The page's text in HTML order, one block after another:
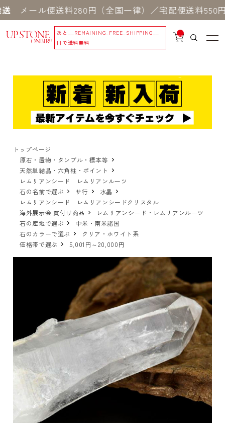
便送料280円（全国一律）／宅配便送料550円 ※
あと
__REMAINING_FREE_SHIPPING__
円で送料無料
__
IT
_
トップページ
原石・置物・タンブル・標本等
天然単結晶・六角柱・ポイント
レムリアンシード レムリアンルーツ
石の名前で選ぶ
サ行
水晶
レムリアンシード レムリアンシードクリスタル
海外展示会 買付け商品
レムリアンシード・レムリアンルーツ
石の産地で選ぶ
中米・南米諸国
石のカラーで選ぶ
クリア・ホワイト系
価格帯で選ぶ
5,001円～20,000円